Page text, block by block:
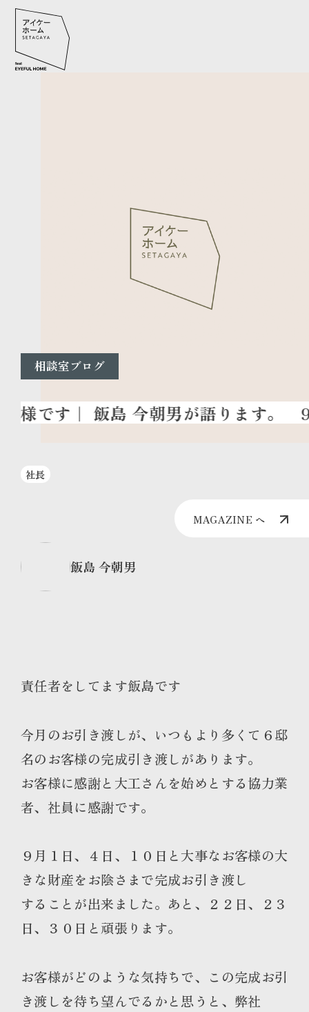
相談室ブログ
社長
MAGAZINE へ
飯島 今朝男
責任者をしてます飯島です
今月のお引き渡しが、いつもより多くて６邸
名のお客様の完成引き渡しがあります。
お客様に感謝と大工さんを始めとする協力業
者、社員に感謝です。
９月１日、４日、１０日と大事なお客様の大
きな財産をお陰さまで完成お引き渡し
することが出来ました。あと、２２日、２３
日、３０日と頑張ります。
お客様がどのような気持ちで、この完成お引
き渡しを待ち望んでるかと思うと、弊社